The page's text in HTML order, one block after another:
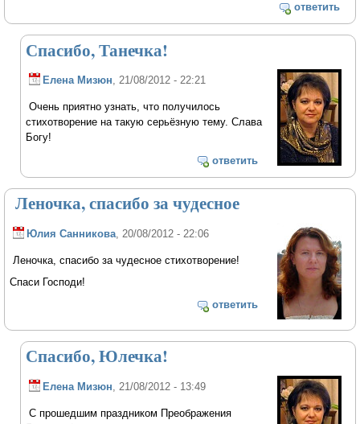
ответить
Спасибо, Танечка!
Елена Мизюн, 21/08/2012 - 22:21
Очень приятно узнать, что получилось
стихотворение на такую серьёзную тему. Слава
Богу!
ответить
Леночка, спасибо за чудесное
Юлия Санникова, 20/08/2012 - 22:06
Леночка, спасибо за чудесное стихотворение!
Спаси Господи!
ответить
Спасибо, Юлечка!
Елена Мизюн , 21/08/2012 - 13:49
С прошедшим праздником Преображения